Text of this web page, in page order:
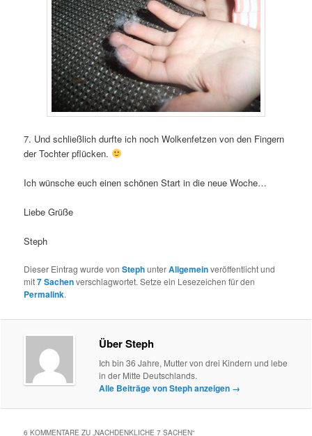
7. Und schließlich durfte ich noch Wolkenfetzen von den Fingern
der Tochter pflücken.
Ich wünsche euch einen schönen Start in die neue Woche…
Liebe Grüße
Steph
Dieser Eintrag wurde vonStephunterAllgemeinveröffentlicht und
mit7 Sachenverschlagwortet. Setze ein Lesezeichen für den
Permalink.
Über Steph
Ich bin 36 Jahre, Mutter von drei Kindern und lebe
in der Mitte Deutschlands.
Alle Beiträge von Steph anzeigen →
6 KOMMENTARE ZU „NACHDENKLICHE 7 SACHEN“